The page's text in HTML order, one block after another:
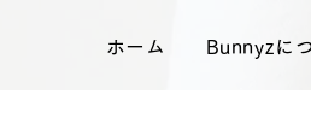
ホーム Bunnyzに